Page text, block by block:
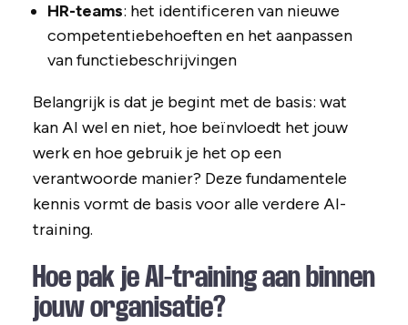
HR-teams: het identificeren van nieuwe
competentiebehoeften en het aanpassen
van functiebeschrijvingen
Belangrijk is dat je begint met de basis: wat
kan AI wel en niet, hoe beïnvloedt het jouw
werk en hoe gebruik je het op een
verantwoorde manier? Deze fundamentele
kennis vormt de basis voor alle verdere AI-
training.
Hoe pak je AI-training aan binnen
jouw organisatie?